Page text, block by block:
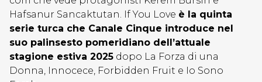
Hafsanur Sancaktutan. If You Love è la quinta
serie turca che Canale Cinque introduce nel
suo palinsesto pomeridiano dell’attuale
stagione estiva 2025 dopo La Forza di una
Donna, Innocece, Forbidden Fruit e Io Sono